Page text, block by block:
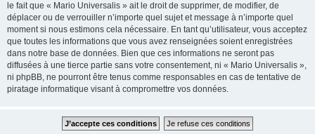
le fait que « Mario Universalis » ait le droit de supprimer, de modifier, de
déplacer ou de verrouiller n’importe quel sujet et message à n’importe quel
moment si nous estimons cela nécessaire. En tant qu’utilisateur, vous acceptez
que toutes les informations que vous avez renseignées soient enregistrées
dans notre base de données. Bien que ces informations ne seront pas
diffusées à une tierce partie sans votre consentement, ni « Mario Universalis »,
ni phpBB, ne pourront être tenus comme responsables en cas de tentative de
piratage informatique visant à compromettre vos données.